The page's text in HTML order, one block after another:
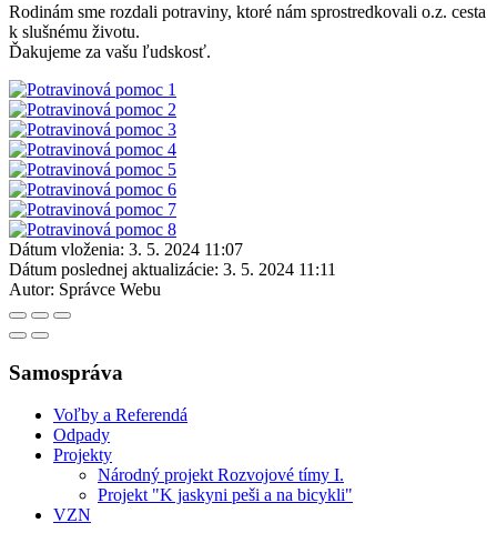
Rodinám sme rozdali potraviny, ktoré nám sprostredkovali o.z. cesta
k slušnému životu.
Ďakujeme za vašu ľudskosť.
Dátum vloženia: 3. 5. 2024 11:07
Dátum poslednej aktualizácie: 3. 5. 2024 11:11
Autor: Správce Webu
Samospráva
Voľby a Referendá
Odpady
Projekty
Národný projekt Rozvojové tímy I.
Projekt "K jaskyni peši a na bicykli"
VZN